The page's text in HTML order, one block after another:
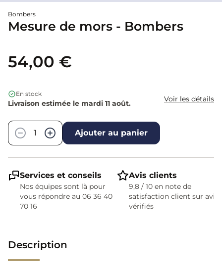
Bombers
Mesure de mors - Bombers
54,00 €
En stock
Livraison estimée le mardi 11 août. Voir les détails
−
+ Ajouter au panier
Services et conseils
Nos équipes sont là pour
vous répondre au 06 36 40
70 16
Avis clients
9,8 / 10 en note de
satisfaction client sur avis
vérifiés
Description